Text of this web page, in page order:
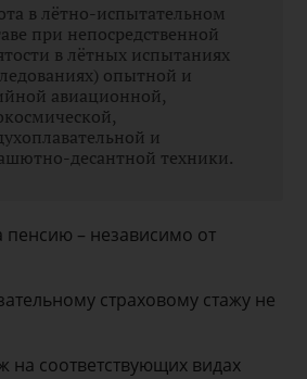
в лётно-испытательном
при непосредственной
в лётных испытаниях
опытной и
авиационной,
и
десантной техники.
пенсию – независимо от
страховому стажу не
на соответствующих видах